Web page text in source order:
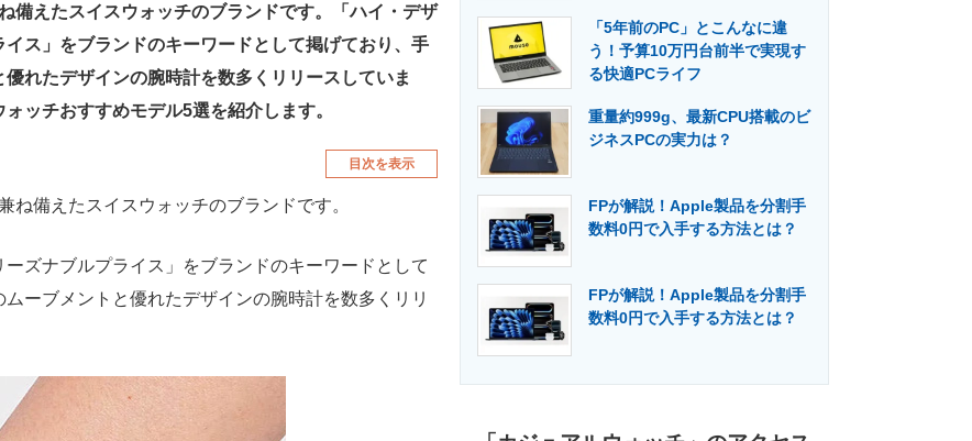
ス専門サイト 電子設計の基本と応用 エネルギーの専門メディア
備えたスイスウォッチのブランドです。「ハイ・デザ
ス」をブランドのキーワードとして掲げており、手
れたデザインの腕時計を数多くリリースしていま
ッチおすすめモデル5選を紹介します。
目次を表示
ね備えたスイスウォッチのブランドです。
ズナブルプライス」をブランドのキーワードとして
ーブメントと優れたデザインの腕時計を数多くリリ
「5年前のPC」とこんなに違
う！予算10万円台前半で実現す
る快適PCライフ
重量約999g、最新CPU搭載のビ
ジネスPCの実力は？
FPが解説！Apple製品を分割手
数料0円で入手する方法とは？
FPが解説！Apple製品を分割手
数料0円で入手する方法とは？